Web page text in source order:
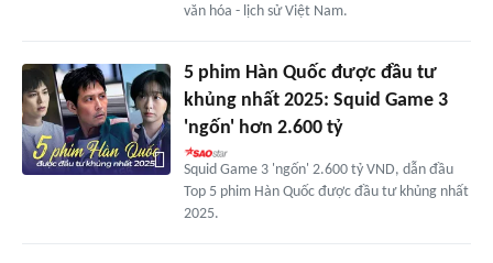
văn hóa - lịch sử Việt Nam.
5 phim Hàn Quốc được đầu tư
khủng nhất 2025: Squid Game 3
'ngốn' hơn 2.600 tỷ
Squid Game 3 'ngốn' 2.600 tỷ VND, dẫn đầu
Top 5 phim Hàn Quốc được đầu tư khủng nhất
2025.